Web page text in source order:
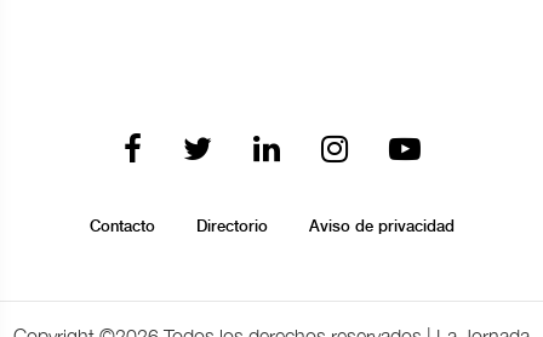
Contacto Directorio Aviso de privacidad